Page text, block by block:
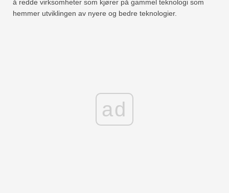
å redde virksomheter som kjører på gammel teknologi som
hemmer utviklingen av nyere og bedre teknologier.
ad